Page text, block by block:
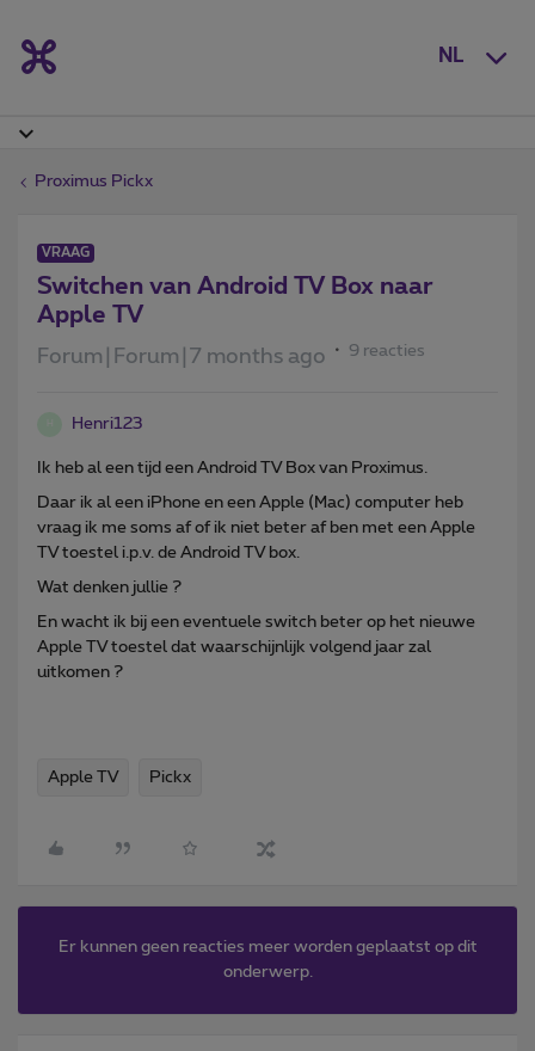
NL
Proximus Pickx
VRAAG
Switchen van Android TV Box naar
Apple TV
Forum|Forum|7 months ago 9 reacties
Henri123
Ik heb al een tijd een Android TV Box van Proximus.
Daar ik al een iPhone en een Apple (Mac) computer heb
vraag ik me soms af of ik niet beter af ben met een Apple
TV toestel i.p.v. de Android TV box.
Wat denken jullie ?
En wacht ik bij een eventuele switch beter op het nieuwe
Apple TV toestel dat waarschijnlijk volgend jaar zal
uitkomen ?
Apple TV Pickx
Er kunnen geen reacties meer worden geplaatst op dit
onderwerp.